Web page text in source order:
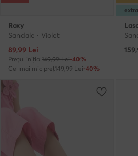
Roxy
Sandale · Violet
Prețul actual
89,99 Lei
Prețul inițial149,99 Lei-40%
Cel mai mic preț149,99 Lei-40%